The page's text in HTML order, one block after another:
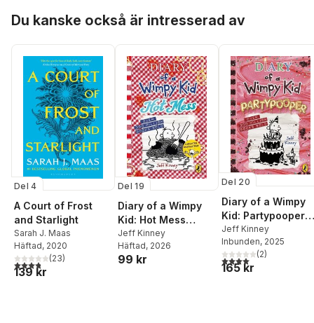
Du kanske också är intresserad av
Del 4
A Court of Frost
and Starlight
Sarah J. Maas
Häftad, 2020
3,8utav 5 stjärnor. Totalt antal röster:
(23)
139 kr
Del 19
Diary of a Wimpy
Kid: Hot Mess
(Book 19)
Jeff Kinney
Häftad, 2026
99 kr
Del 20
Diary of a Wimpy
Kid: Partypooper
(Book 20)
Jeff Kinney
Inbunden, 2025
4,0utav 5 stjärnor.
(2)
165 kr